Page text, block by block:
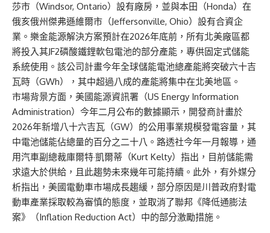
莎市（Windsor, Ontario）設有廠房，並與本田（Honda）在
俄亥俄州傑弗遜維爾市（Jeffersonville, Ohio）設有合資企
業。樂金能源解決方案預計在2026年底前，所有北美廠區都
將投入其JF2磷酸鐵鋰軟包電池的部分產能，專供固定式儲能
系統使用。該公司計畫今年全球儲能電池總產能將突破六十吉
瓦時（GWh），其中超過八成的產能將集中在北美地區。
市場背景方面，美國能源資訊署（US Energy Information
Administration）今年二月公布的數據顯示，開發商計畫於
2026年新增八十六吉瓦（GW）的公用事業規模發電容量，其
中電池儲能佔總量的百分之二十八。路透社今年一月報導，通
用汽車副總裁庫爾特·凱爾蒂（Kurt Kelty）指出，目前儲能需
求遠大於供給，且此趨勢未來幾年可能持續。此外，有外媒分
析指出，美國電動車市場成長趨緩，部分原因是川普政府對電
動車產業採取較為審慎的態度，並取消了聯邦《降低通膨法
案》（Inflation Reduction Act）中的部分激勵措施。